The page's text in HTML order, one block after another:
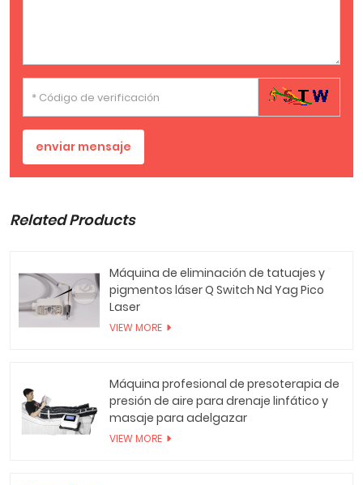
enviar mensaje
Related Products
Máquina de eliminación de tatuajes y
pigmentos láser Q Switch Nd Yag Pico
Laser
VIEW MORE
Máquina profesional de presoterapia de
presión de aire para drenaje linfático y
masaje para adelgazar
VIEW MORE